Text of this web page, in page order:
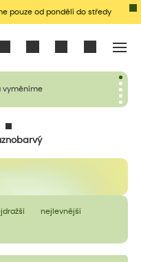
pouze od pondělí do středy
vyměníme
nejlevnější